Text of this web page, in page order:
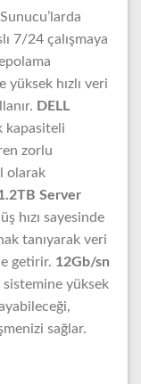
Sunucu’larda
7/24 çalışmaya
yüksek hızlı veri
DELL
kapasiteli
zorlu
olarak
Server
hızı sayesinde
tanıyarak veri
getirir. 12Gb/sn
sistemine yüksek
sağlar.